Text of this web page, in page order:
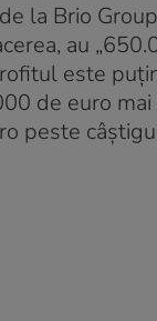
la Brio
au
este
de euro
peste